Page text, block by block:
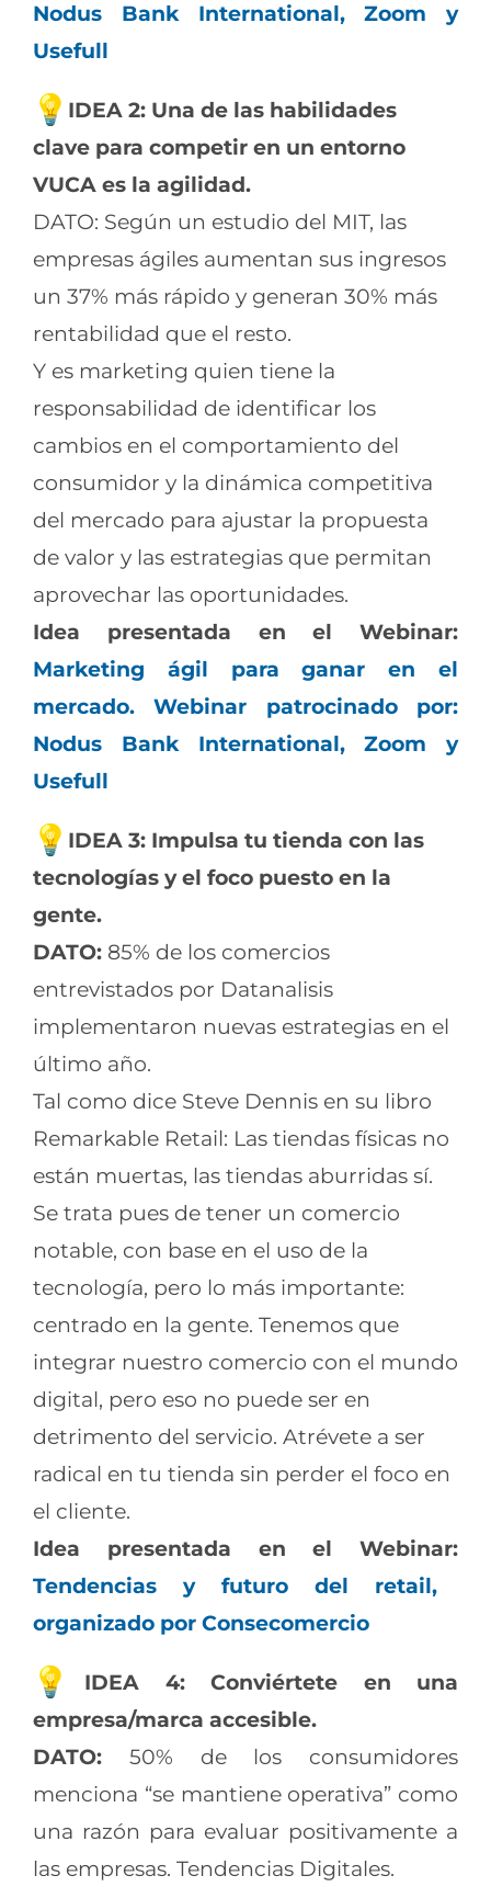
Nodus Bank International, Zoom y
Usefull
IDEA 2: Una de las habilidades
clave para competir en un entorno
VUCA es la agilidad.
DATO: Según un estudio del MIT, las
empresas ágiles aumentan sus ingresos
un 37% más rápido y generan 30% más
rentabilidad que el resto.
Y es marketing quien tiene la
responsabilidad de identificar los
cambios en el comportamiento del
consumidor y la dinámica competitiva
del mercado para ajustar la propuesta
de valor y las estrategias que permitan
aprovechar las oportunidades.
Idea presentada en el Webinar:
Marketing ágil para ganar en el
mercado. Webinar patrocinado por:
Nodus Bank International, Zoom y
Usefull
IDEA 3: Impulsa tu tienda con las
tecnologías y el foco puesto en la
gente.
DATO: 85% de los comercios
entrevistados por Datanalisis
implementaron nuevas estrategias en el
último año.
Tal como dice Steve Dennis en su libro
Remarkable Retail: Las tiendas físicas no
están muertas, las tiendas aburridas sí.
Se trata pues de tener un comercio
notable, con base en el uso de la
tecnología, pero lo más importante:
centrado en la gente. Tenemos que
integrar nuestro comercio con el mundo
digital, pero eso no puede ser en
detrimento del servicio. Atrévete a ser
radical en tu tienda sin perder el foco en
el cliente.
Idea presentada en el Webinar:
Tendencias y futuro del retail,
organizado por Consecomercio
IDEA 4: Conviértete en una
empresa/marca accesible.
DATO: 50% de los consumidores
menciona “se mantiene operativa” como
una razón para evaluar positivamente a
las empresas. Tendencias Digitales.